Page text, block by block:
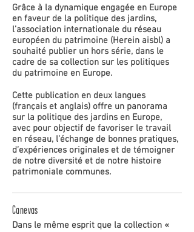
Grâce à la dynamique engagée en Europe
en faveur de la politique des jardins,
l’association internationale du réseau
européen du patrimoine (Herein aisbl) a
souhaité publier un hors série, dans le
cadre de sa collection sur les politiques
du patrimoine en Europe.
Cette publication en deux langues
(français et anglais) offre un panorama
sur la politique des jardins en Europe,
avec pour objectif de favoriser le travail
en réseau, l’échange de bonnes pratiques,
d’expériences originales et de témoigner
de notre diversité et de notre histoire
patrimoniale communes.
Canevas
Dans le même esprit que la collection «